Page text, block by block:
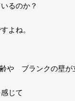
るのか？
よね。
や ブランクの壁が
じて